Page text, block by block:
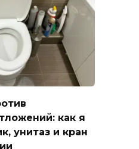
как я
унитаз и кран